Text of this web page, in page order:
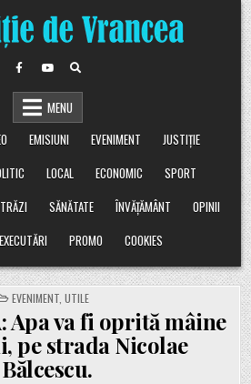
MENU
EMISIUNI EVENIMENT
JUSTIȚIE
LOCAL ECONOMIC
SPORT
SĂNĂTATE ÎNVĂȚĂMÂNT
OPINII
EXECUTĂRI PROMO COOKIES
POSTED
IN
EVENIMENT UTILE
Apa va fi oprită mâine
pe strada Nicolae
Bălcescu.